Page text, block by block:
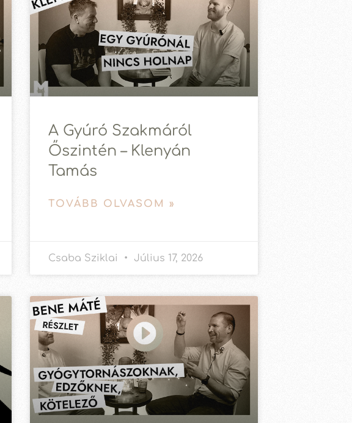
A Gyúró Szakmáról
Őszintén – Klenyán
Tamás
TOVÁBB OLVASOM »
Csaba Sziklai Július 17, 2026